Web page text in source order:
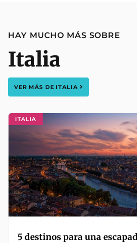
HAY MUCHO MÁS SOBRE
Italia
VER MÁS DE ITALIA
ITALIA
5 destinos para una